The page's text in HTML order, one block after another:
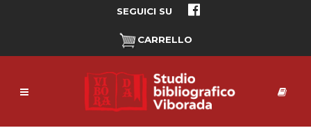
SEGUICI SU
CARRELLO